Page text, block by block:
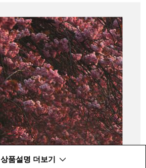
상품설명 더보기